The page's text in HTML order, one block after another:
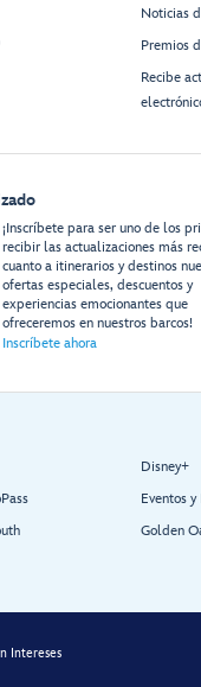
Noticias
Premios
Recibe
¡Inscríbete para ser uno de los
recibir las actualizaciones más
cuanto a itinerarios y destinos
ofertas especiales, descuentos y
experiencias emocionantes que
ofreceremos en nuestros barcos!
Inscríbete ahora
Disney+
Eventos
Golden
Intereses